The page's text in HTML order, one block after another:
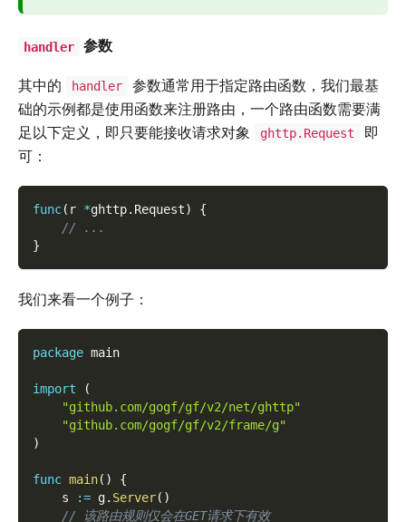
handler 参数
其中的 handler
参数通常用于指定路由函数，我们最基
础的示例都是使用函数来注册路由，一个路由函数需要满
足以下定义，即只要能接收请求对象
ghttp.Request
即
可：
func( r *ghttp. Request)
{
// ...
}
我们来看一个例子：
package main
import
(
"github.com/gogf/gf/v2/net/ghttp"
"github.com/gogf/gf/v2/frame/g"
)
func main( )
{
    s
:= g. Server( )
// 该路由规则仅会在GET请求下有效